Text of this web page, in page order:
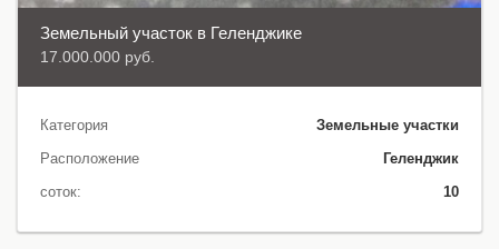
Земельный участок в Геленджике
17.000.000 руб.
Категория
Земельные участки
Расположение
Геленджик
соток:
10